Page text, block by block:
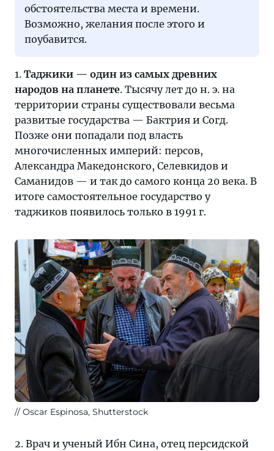
таджиков
обстоятельства места и времени.
Возможно, желания после этого и
поубавится.
1. Таджики — один из самых древних
народов на планете. Тысячу лет до н. э. на
территории страны существовали весьма
развитые государства — Бактрия и Согд.
Позже они попадали под власть
многочисленных империй: персов,
Александра Македонского, Селевкидов и
Саманидов — и так до самого конца 20 века. В
итоге самостоятельное государство у
таджиков появилось только в 1991 г.
Oscar Espinosa, Shutterstock
2. Врач и ученый Ибн Сина, отец персидской